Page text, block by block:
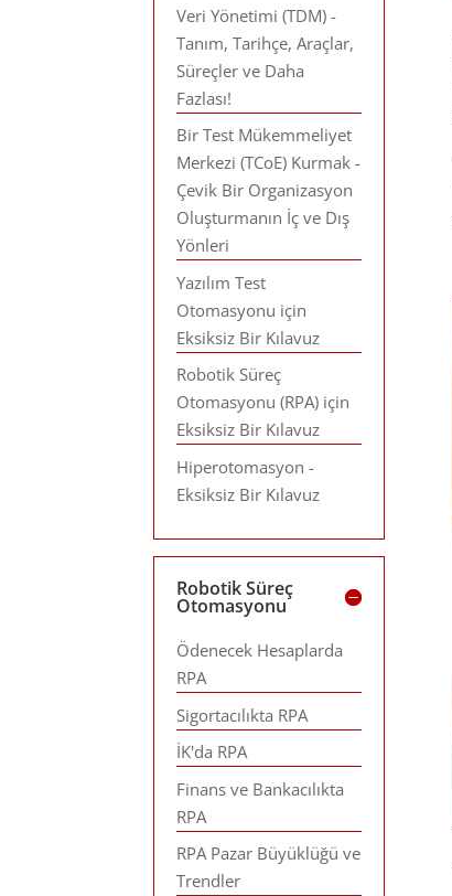
Veri Yönetimi (TDM) -
Tanım, Tarihçe, Araçlar,
Süreçler ve Daha
Fazlası!
Bir Test Mükemmeliyet
Merkezi (TCoE) Kurmak -
Çevik Bir Organizasyon
Oluşturmanın İç ve Dış
Yönleri
Yazılım Test
Otomasyonu için
Eksiksiz Bir Kılavuz
Robotik Süreç
Otomasyonu (RPA) için
Eksiksiz Bir Kılavuz
Hiperotomasyon -
Eksiksiz Bir Kılavuz
Robotik Süreç
Otomasyonu
Ödenecek Hesaplarda
RPA
Sigortacılıkta RPA
İK'da RPA
Finans ve Bankacılıkta
RPA
RPA Pazar Büyüklüğü ve
Trendler